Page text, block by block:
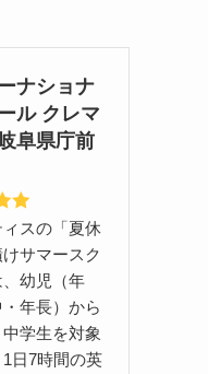
ナショナ
ル クレマ
阜県庁前
ィスの「夏休
サマースク
幼児（年
年長）から
学生を対象
1日7時間の英